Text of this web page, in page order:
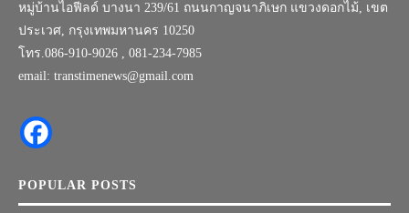
หมู่บ้านไอฟีลด์ บางนา 239/61 ถนนกาญจนาภิเษก แขวงดอกไม้, เขต
ประเวศ, กรุงเทพมหานคร 10250
โทร.086-910-9026 , 081-234-7985
email: transtimenews@gmail.com
POPULAR POSTS